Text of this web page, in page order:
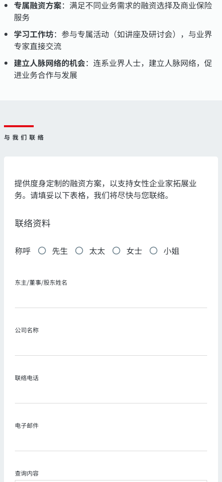
专属融资方案：满足不同业务需求的融资选择及商业保险
服务
学习工作坊：参与专属活动（如讲座及研讨会），与业界
专家直接交流
建立人脉网络的机会：连系业界人士，建立人脉网络，促
进业务合作与发展
与我们联络
提供度身定制的融资方案，以支持女性企业家拓展业
务。请填妥以下表格，我们将尽快与您联络。
联络资料
称呼 先生 太太 女士 小姐
东主/董事/股东姓名
公司名称
联络电话
电子邮件
查询内容